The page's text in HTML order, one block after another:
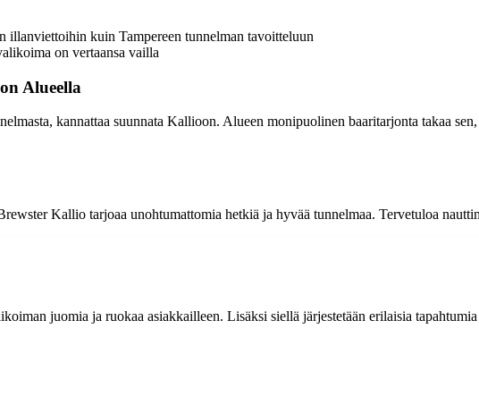
kuin Tampereen tunnelman tavoitteluun
on vertaansa vailla
Alueella
kannattaa suunnata Kallioon. Alueen monipuolinen baaritarjonta takaa
Kallio tarjoaa unohtumattomia hetkiä ja hyvää tunnelmaa. Tervetuloa
juomia ja ruokaa asiakkailleen. Lisäksi siellä järjestetään erilaisia